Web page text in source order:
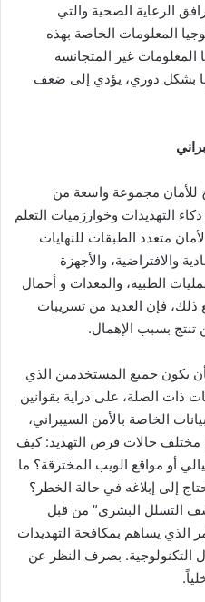
الرعاية الصحية والتي
المعلومات الخاصة بهذه
المعلومات غير المتجانسة
بشكل دوري، يؤدي إلى ضعف
مجموعة واسعة من
التهديدات وخوارزميات التعلم
متعدد الطبقات للنهايات
والافتراضية، والأجهزة
الطبية، والمعدات و أحمال
ذلك، فإن العديد من تسريبات
تنتج بسبب الإهمال.
يكون جميع المستخدمين الذي
ذات الصلة، على دراية بقوانين
الخاصة بالأمن السيبراني،
مختلف حالات فرص التهديد: كيف
أو مواقع الويب المخترقة؟ ما
إلى إبلاغه في حالة الخطر؟
التسلل البشري” من قبل
الذي يساهم بمكافحة التهديدات
التكنولوجية. بصرف النظر عن